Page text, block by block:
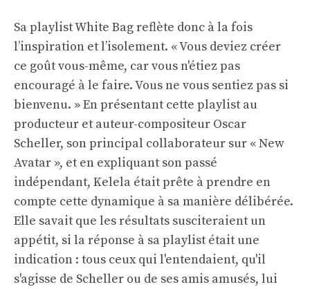
Sa playlist White Bag reflète donc à la fois
l’inspiration et l’isolement. « Vous deviez créer
ce goût vous-même, car vous n'étiez pas
encouragé à le faire. Vous ne vous sentiez pas si
bienvenu. » En présentant cette playlist au
producteur et auteur-compositeur Oscar
Scheller, son principal collaborateur sur « New
Avatar », et en expliquant son passé
indépendant, Kelela était prête à prendre en
compte cette dynamique à sa manière délibérée.
Elle savait que les résultats susciteraient un
appétit, si la réponse à sa playlist était une
indication : tous ceux qui l'entendaient, qu'il
s'agisse de Scheller ou de ses amis amusés, lui